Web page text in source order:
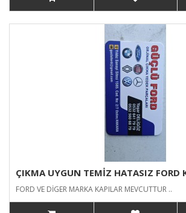
ÇIKMA UYGUN TEMİZ HATASIZ FORD
FORD VE DİGER MARKA KAPILAR MEVCUTTUR ..